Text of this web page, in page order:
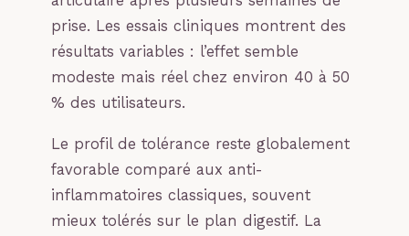
prise. Les essais cliniques montrent des
résultats variables : l’effet semble
modeste mais réel chez environ 40 à 50
% des utilisateurs.
Le profil de tolérance reste globalement
favorable comparé aux anti-
inflammatoires classiques, souvent
mieux tolérés sur le plan digestif. La